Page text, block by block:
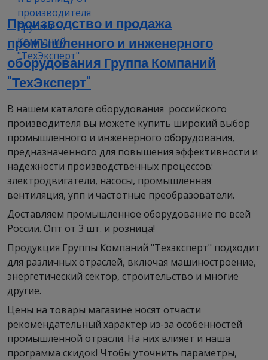
Производство и продажа
промышленного и инженерного
оборудования Группа Компаний
"ТехЭксперт"
В нашем каталоге оборудования российского
производителя вы можете купить широкий выбор
промышленного и инженерного оборудования,
предназначенного для повышения эффективности и
надежности производственных процессов:
электродвигатели, насосы, промышленная
вентиляция, упп и частотные преобразователи.
Доставляем промышленное оборудование по всей
России. Опт от 3 шт. и розница!
Продукция Группы Компаний "Техэксперт" подходит
для различных отраслей, включая машиностроение,
энергетический сектор, строительство и многие
другие.
Цены на товары магазине носят отчасти
рекомендательный характер из-за особенностей
промышленной отрасли. На них влияет и наша
программа скидок! Чтобы уточнить параметры,